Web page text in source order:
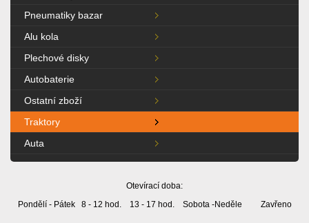
Pneumatiky bazar
Alu kola
Plechové disky
Autobaterie
Ostatní zboží
Traktory
Auta
Otevírací doba:
Pondělí - Pátek 8 - 12 hod. 13 - 17 hod. Sobota -Neděle Zavřeno